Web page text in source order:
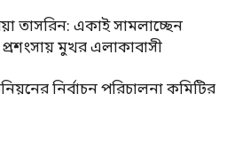
তাসরিন: একাই সামলাচ্ছেন
মুখর এলাকাবাসী
নির্বাচন পরিচালনা কমিটির